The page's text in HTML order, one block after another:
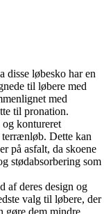
disse løbesko har en
til løbere med
med
til pronation.
kontureret
terrænløb. Dette kan
på asfalt, da skoene
stødabsorbering som
af deres design og
valg til løbere, der
gøre dem mindre